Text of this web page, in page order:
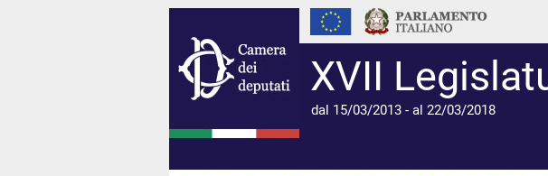
XVII
dal 15/03/2013 - al 22/03/2018